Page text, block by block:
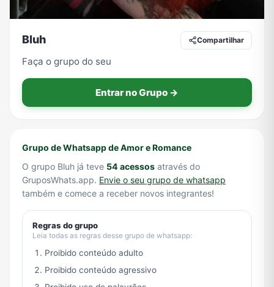
Tecnologia
Bluh Compartilhar
Faça o grupo do seu
Entrar no Grupo →
Grupo de Whatsapp de Amor e Romance
O grupo Bluh já teve 54 acessos através do
GruposWhats.app. Envie o seu grupo de whatsapp
também e comece a receber novos integrantes!
Regras do grupo
Leia todas as regras desse grupo de whatsapp:
Proibido conteúdo adulto
Proibido conteúdo agressivo